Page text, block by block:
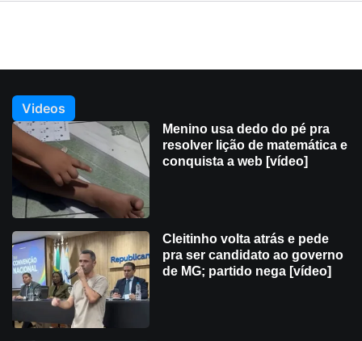
Videos
Menino usa dedo do pé pra
resolver lição de matemática e
conquista a web [vídeo]
Cleitinho volta atrás e pede
pra ser candidato ao governo
de MG; partido nega [vídeo]